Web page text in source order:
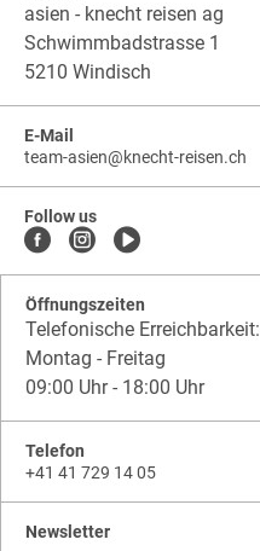
asien - knecht reisen ag
Schwimmbadstrasse 1
5210 Windisch
E-Mail
team-asien@knecht-reisen.ch
Follow us
Öffnungszeiten
Telefonische Erreichbarkeit:
Montag - Freitag
09:00 Uhr - 18:00 Uhr
Telefon
+41 41 729 14 05
Newsletter